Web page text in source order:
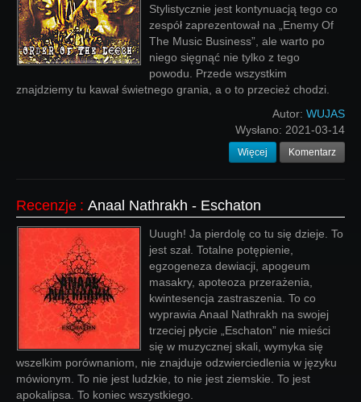
Stylistycznie jest kontynuacją tego co
zespół zaprezentował na „Enemy Of
The Music Business”, ale warto po
niego sięgnąć nie tylko z tego
powodu. Przede wszystkim
znajdziemy tu kawał świetnego grania, a o to przecież chodzi.
Autor: WUJAS
Wysłano: 2021-03-14
Więcej Komentarz
Recenzje : Anaal Nathrakh - Eschaton
Uuugh! Ja pierdolę co tu się dzieje. To
jest szał. Totalne potępienie,
egzogeneza dewiacji, apogeum
masakry, apoteoza przerażenia,
kwintesencja zastraszenia. To co
wyprawia Anaal Nathrakh na swojej
trzeciej płycie „Eschaton” nie mieści
się w muzycznej skali, wymyka się
wszelkim porównaniom, nie znajduje odzwierciedlenia w języku
mówionym. To nie jest ludzkie, to nie jest ziemskie. To jest
apokalipsa. To koniec wszystkiego.